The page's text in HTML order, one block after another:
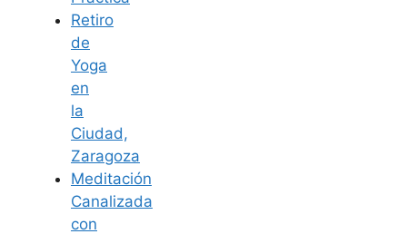
Retiro
de
Yoga
en
la
Ciudad,
Zaragoza
Meditación
Canalizada
con